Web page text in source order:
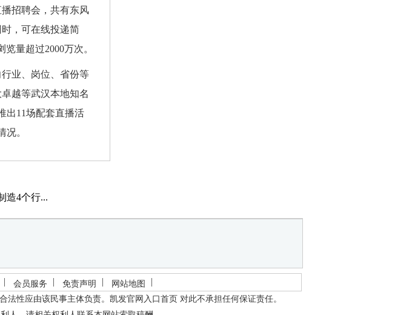
招聘会，共有东风
，可在线投递简
量超过2000万次。
业、岗位、省份等
越等武汉本地知名
出11场配套直播活
况。
造4个行...
会员服务 免责声明
网站地图
法性应由该民事主体负责。 凯发官网入口首页 对此不承担任何保证责任。